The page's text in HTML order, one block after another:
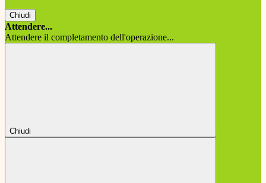
Chiudi
Attendere...
Attendere il completamento dell'operazione...
Chiudi